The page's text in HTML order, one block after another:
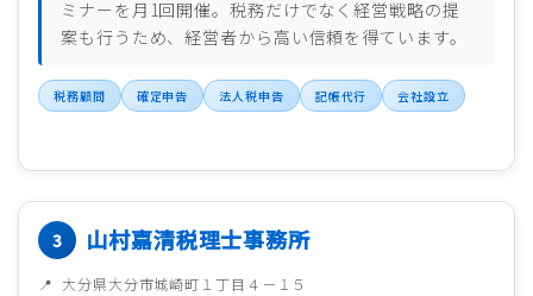
ミナーを月1回開催。税務だけでなく経営戦略の提
案も行うため、経営者から高い信頼を得ています。
税務顧問 確定申告 法人税申告 記帳代行 会社設立
山村嘉清税理士事務所
大分県大分市城崎町１丁目４－１５